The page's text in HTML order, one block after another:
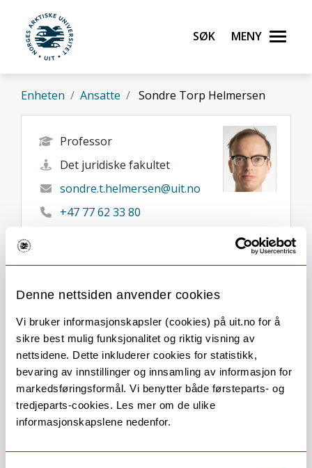
Denne nettsiden anvender cookies
Vi bruker informasjonskapsler (cookies) på uit.no for å
sikre best mulig funksjonalitet og riktig visning av
nettsidene. Dette inkluderer cookies for statistikk,
bevaring av innstillinger og innsamling av informasjon for
markedsføringsformål. Vi benytter både førsteparts- og
tredjeparts-cookies. Les mer om de ulike
informasjonskapslene nedenfor.
Gå til hovedinnhold
UiT Norges arktiske universitet
Søk Meny
Enheten Ansatte Sondre Torp Helmersen
Professor
Det juridiske fakultet
sondre.t.helmersen@uit.no
+47 77 62 33 80
Om
Forskning og undervisning
CV
Her finner du meg